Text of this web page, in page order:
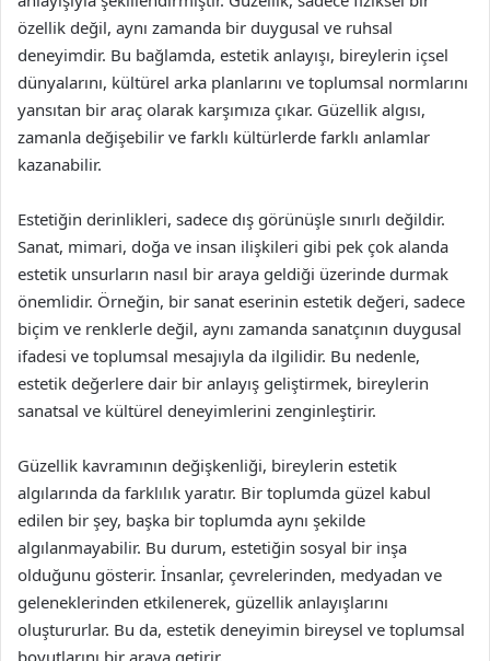
özellik değil, aynı zamanda bir duygusal ve ruhsal
deneyimdir. Bu bağlamda, estetik anlayışı, bireylerin içsel
dünyalarını, kültürel arka planlarını ve toplumsal normlarını
yansıtan bir araç olarak karşımıza çıkar. Güzellik algısı,
zamanla değişebilir ve farklı kültürlerde farklı anlamlar
kazanabilir.
Estetiğin derinlikleri, sadece dış görünüşle sınırlı değildir.
Sanat, mimari, doğa ve insan ilişkileri gibi pek çok alanda
estetik unsurların nasıl bir araya geldiği üzerinde durmak
önemlidir. Örneğin, bir sanat eserinin estetik değeri, sadece
biçim ve renklerle değil, aynı zamanda sanatçının duygusal
ifadesi ve toplumsal mesajıyla da ilgilidir. Bu nedenle,
estetik değerlere dair bir anlayış geliştirmek, bireylerin
sanatsal ve kültürel deneyimlerini zenginleştirir.
Güzellik kavramının değişkenliği, bireylerin estetik
algılarında da farklılık yaratır. Bir toplumda güzel kabul
edilen bir şey, başka bir toplumda aynı şekilde
algılanmayabilir. Bu durum, estetiğin sosyal bir inşa
olduğunu gösterir. İnsanlar, çevrelerinden, medyadan ve
geleneklerinden etkilenerek, güzellik anlayışlarını
oluştururlar. Bu da, estetik deneyimin bireysel ve toplumsal
boyutlarını bir araya getirir.